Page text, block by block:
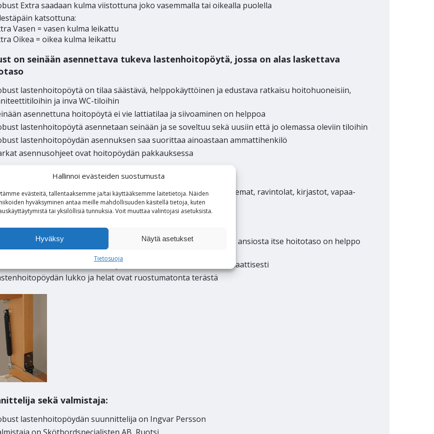
Hallinnoi evästeiden suostumusta
evästeitä, tallentaaksemme ja/tai käyttääksemme laitetietoja. Näiden
hyväksyminen antaa meille mahdollisuuden käsitellä tietoja, kuten
tai yksilöllisiä tunnuksia. Voit muuttaa valintojasi asetuksista.
Hyväksy Näytä asetukset
Tietosuoja
Extra saadaan kulma viistottuna joko vasemmalla tai oikealla puolella
katsottuna:
Vasen = vasen kulma leikattu
Oikea = oikea kulma leikattu
on seinään asennettava tukeva lastenhoitopöytä, jossa on alas laskettava
lastenhoitopöytä on tilaa säästävä, helppokäyttöinen ja edustava ratkaisu hoitohuoneisiin,
ja inva WC-tiloihin
asennettuna hoitopöytä ei vie lattiatilaa ja siivoaminen on helppoa
lastenhoitopöytä asennetaan seinään ja se soveltuu sekä uusiin että jo olemassa oleviin tiloihin
lastenhoitopöydän asennuksen saa suorittaa ainoastaan ammattihenkilö
asennusohjeet ovat hoitopöydän pakkauksessa
lastenhoitopöytien käyttökohteita ovat:
neuvolat, sairaalat, seurakuntatilat, ostoskeskukset, asemat, ravintolat, kirjastot, vapaa-
jne
lastenhoitopöydässä on vakiovarusteena kaasujousi, jonka ansiosta itse hoitotaso on helppo
alas yhdellä kädellä
hoitotaso nostetaan takaisin yläasentoon, se lukkiutuu automaattisesti
lukko ja helat ovat ruostumatonta terästä
sekä valmistaja:
lastenhoitopöydän suunnittelija on Ingvar Persson